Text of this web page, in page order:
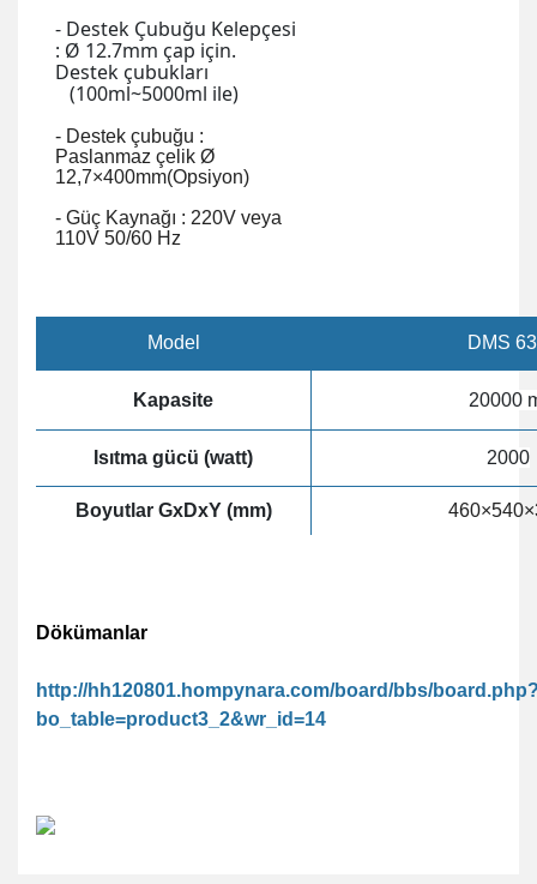
- Destek Çubuğu Kelepçesi
: Ø 12.7mm çap için.
Destek çubukları
(100ml~5000ml ile)
- Destek çubuğu :
Paslanmaz çelik Ø
12,7×400mm(Opsiyon)
- Güç Kaynağı : 220V veya
110V 50/60 Hz
Model DMS
Kapasite 20000
Isıtma gücü (watt) 2000
Boyutlar GxDxY (mm)
Dökümanlar
http://hh120801.hompynara.com/board/bbs/
bo_table=product3_2&wr_id=14